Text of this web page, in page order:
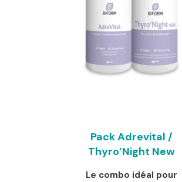
Pack Adrevital /
Thyro’Night New
Le combo idéal pour